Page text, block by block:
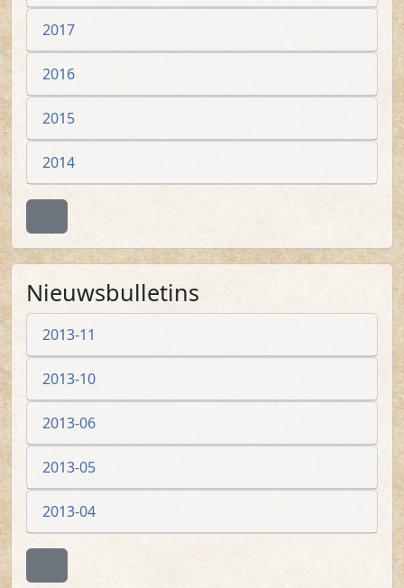
2017
2016
2015
2014
Nieuwsbulletins
2013-11
2013-10
2013-06
2013-05
2013-04